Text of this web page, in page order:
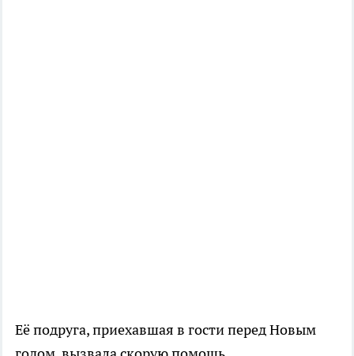
Её подруга, приехавшая в гости перед Новым